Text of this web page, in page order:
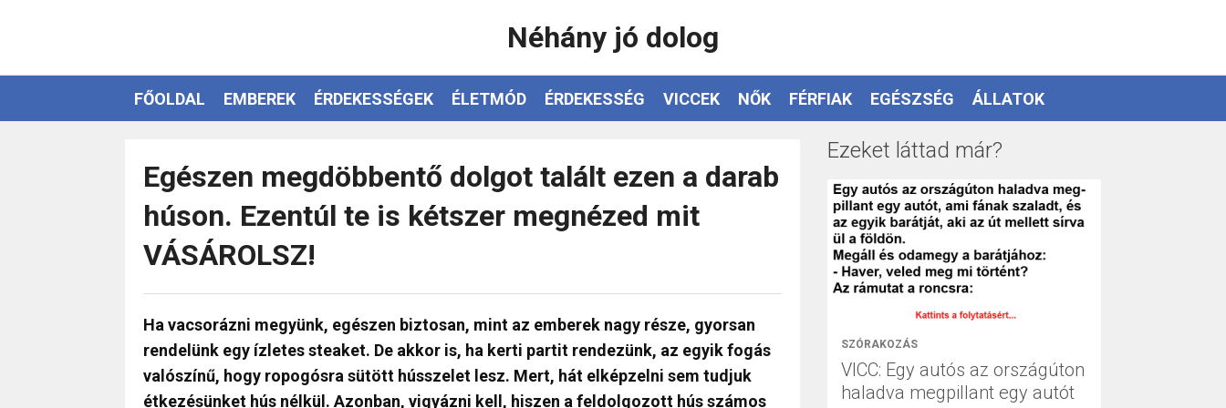
Néhány jó dolog
FŐOLDAL EMBEREK ÉRDEKESSÉGEK ÉLETMÓD ÉRDEKESSÉG VICCEK NŐK FÉRFIAK EGÉSZSÉG ÁLLATOK
Egészen megdöbbentő dolgot talált ezen a darab
húson. Ezentúl te is kétszer megnézed mit
VÁSÁROLSZ!
Ha vacsorázni megyünk, egészen biztosan, mint az emberek nagy része, gyorsan
rendelünk egy ízletes steaket. De akkor is, ha kerti partit rendezünk, az egyik fogás
valószínű, hogy ropogósra sütött hússzelet lesz. Mert, hát elképzelni sem tudjuk
étkezésünket hús nélkül. Azonban, vigyázni kell, hiszen a feldolgozott hús számos
Ezeket láttad már?
SZÓRAKOZÁS
VICC: Egy autós az országúton
haladva megpillant egy autót